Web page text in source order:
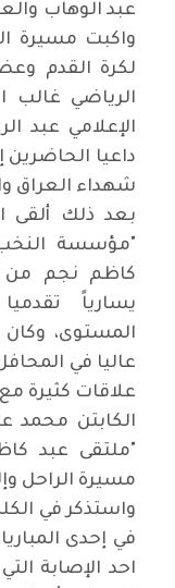
عبد الوهاب
واكبت مسيرة
لكرة القدم
الرياضي غالب
الإعلامي عبد
داعيا
شهداء العراق
بعد ذلك ألقى
"مؤسسة النخب
كاظم نجم من
يسارياً
المستوى، وكان
عاليا في
علاقات كثيرة
الكابتن محمد
"ملتقى عبد
مسيرة الراحل
واستذكر في
في إحدى
احد الإصابة